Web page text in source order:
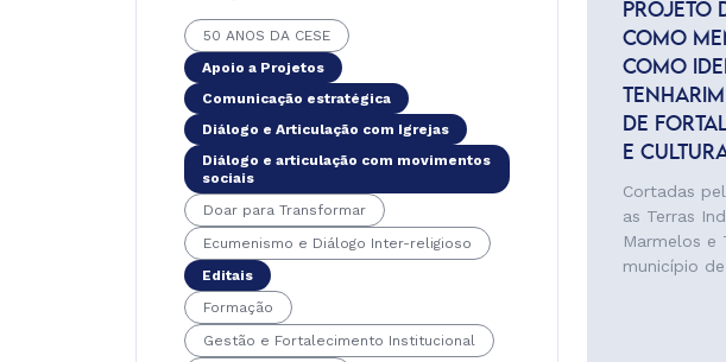
50 ANOS DA CESE
Apoio a Projetos
Comunicação estratégica
Diálogo e Articulação com Igrejas
Diálogo e articulação com movimentos
sociais
Doar para Transformar
Ecumenismo e Diálogo Inter-religioso
Editais
Formação
Gestão e Fortalecimento Institucional
PROJETO
COMO
COMO
DE
E
Cortadas
as Terras
Marmelos e
município